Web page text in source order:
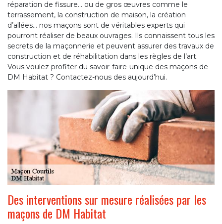
réparation de fissure… ou de gros œuvres comme le
terrassement, la construction de maison, la création
d’allées… nos maçons sont de véritables experts qui
pourront réaliser de beaux ouvrages. Ils connaissent tous les
secrets de la maçonnerie et peuvent assurer des travaux de
construction et de réhabilitation dans les règles de l’art.
Vous voulez profiter du savoir-faire-unique des maçons de
DM Habitat ? Contactez-nous des aujourd’hui.
Des interventions sur mesure réalisées par les
maçons de DM Habitat